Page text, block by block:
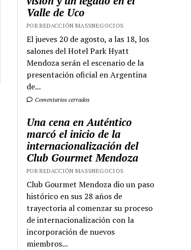
Valle de Uco
POR REDACCIÓN MASSNEGOCIOS
El jueves 20 de agosto, a las 18, los
salones del Hotel Park Hyatt
Mendoza serán el escenario de la
presentación oficial en Argentina
de...
Comentarios cerrados
Una cena en Auténtico
marcó el inicio de la
internacionalización del
Club Gourmet Mendoza
POR REDACCIÓN MASSNEGOCIOS
Club Gourmet Mendoza dio un paso
histórico en sus 28 años de
trayectoria al comenzar su proceso
de internacionalización con la
incorporación de nuevos
miembros...